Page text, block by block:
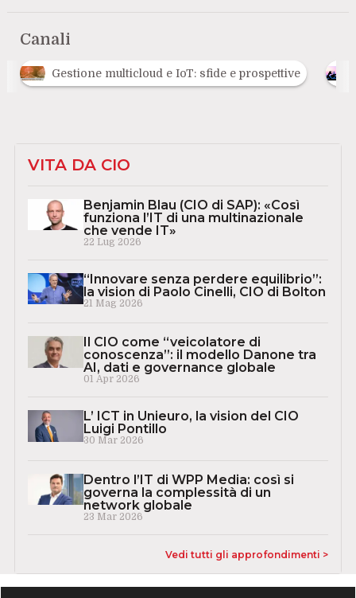
Canali
Gestione multicloud e IoT: sfide e prospettive
VITA DA CIO
Benjamin Blau (CIO di SAP): «Così
funziona l’IT di una multinazionale
che vende IT»
22 Lug 2026
“Innovare senza perdere equilibrio”:
la vision di Paolo Cinelli, CIO di Bolton
21 Mag 2026
Il CIO come “veicolatore di
conoscenza”: il modello Danone tra
AI, dati e governance globale
01 Apr 2026
L’ ICT in Unieuro, la vision del CIO
Luigi Pontillo
30 Mar 2026
Dentro l’IT di WPP Media: così si
governa la complessità di un
network globale
23 Mar 2026
Vedi tutti gli approfondimenti >